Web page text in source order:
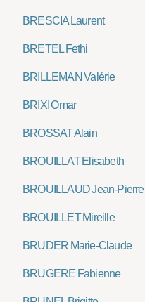
BRESCIA Laurent
BRETEL Fethi
BRILLEMAN Valérie
BRIXI Omar
BROSSAT Alain
BROUILLAT Elisabeth
BROUILLAUD Jean-Pierre
BROUILLET Mireille
BRUDER Marie-Claude
BRUGERE Fabienne